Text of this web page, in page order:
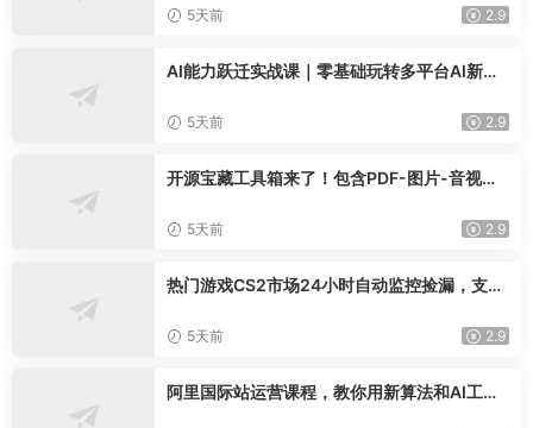
02】5天前 2.9
AI能力跃迁实战课｜零基础玩转多平台AI新范
5天前 2.9
开源宝藏工具箱来了！包含PDF-图片-音视频-
it-desktop
5天前 2.9
热门游戏CS2市场24小时自动监控捡漏，支持
300+【揭秘】
5天前 2.9
阿里国际站运营课程，教你用新算法和AI工